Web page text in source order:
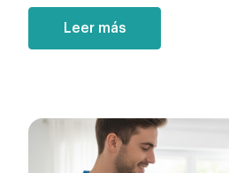
Leer más